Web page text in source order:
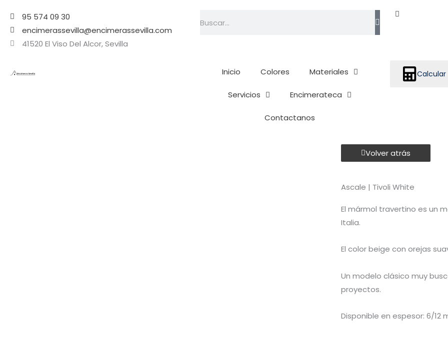
contenido
95 574 09 30
encimerassevilla@encimerassevilla.com
41520 El Viso Del Alcor, Sevilla
Inicio Colores Materiales
Servicios Encimerateca
Contactanos
Calcular
Volver atrás
Ascale | Tivoli White
El mármol travertino es un
Italia.
El color beige con orejas
Un modelo clásico muy
proyectos.
Disponible en espesor: 6/12